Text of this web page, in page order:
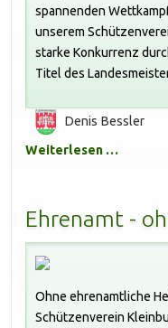
spannenden
unserem
starke Konkurrenz
Titel des
Denis Bessler
Weiterlesen …
Ehrenamt -
Ohne ehrenamtliche
Schützenverein